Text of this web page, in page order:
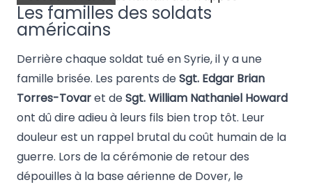
Les familles des soldats
américains
Derrière chaque soldat tué en Syrie, il y a une
famille brisée. Les parents deSgt. Edgar Brian
Torres-Tovaret deSgt. William Nathaniel Howard
ont dû dire adieu à leurs fils bien trop tôt. Leur
douleur est un rappel brutal du coût humain de la
guerre. Lors de la cérémonie de retour des
dépouilles à la base aérienne de Dover, le